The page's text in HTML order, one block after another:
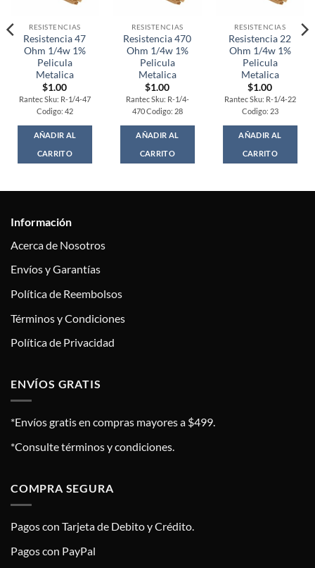
RESISTENCIAS
Resistencia 47
Ohm 1/4w 1%
Pelicula
Metalica
$1.00
Rantec Sku: R-1/4-47
Codigo: 42
AÑADIR AL
CARRITO
RESISTENCIAS
Resistencia 470
Ohm 1/4w 1%
Pelicula
Metalica
$1.00
Rantec Sku: R-1/4-
470 Codigo: 28
AÑADIR AL
CARRITO
RESISTENCIAS
Resistencia 22
Ohm 1/4w 1%
Pelicula
Metalica
$1.00
Rantec Sku: R-1/4-22
Codigo: 23
AÑADIR AL
CARRITO
Información
Acerca de Nosotros
Envíos y Garantías
Política de Reembolsos
Términos y Condiciones
Política de Privacidad
ENVÍOS GRATIS
*Envíos gratis en compras mayores a $499.
*Consulte términos y condiciones.
COMPRA SEGURA
Pagos con Tarjeta de Debito y Crédito.
Pagos con PayPal